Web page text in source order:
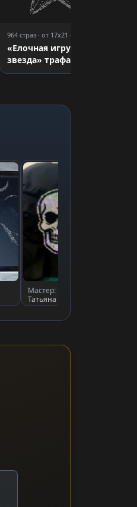
964 страз · от 17x21 см (A4)
«Елочная игрушка
звезда» трафарет для
страз
Мастер:
Татьяна Рева